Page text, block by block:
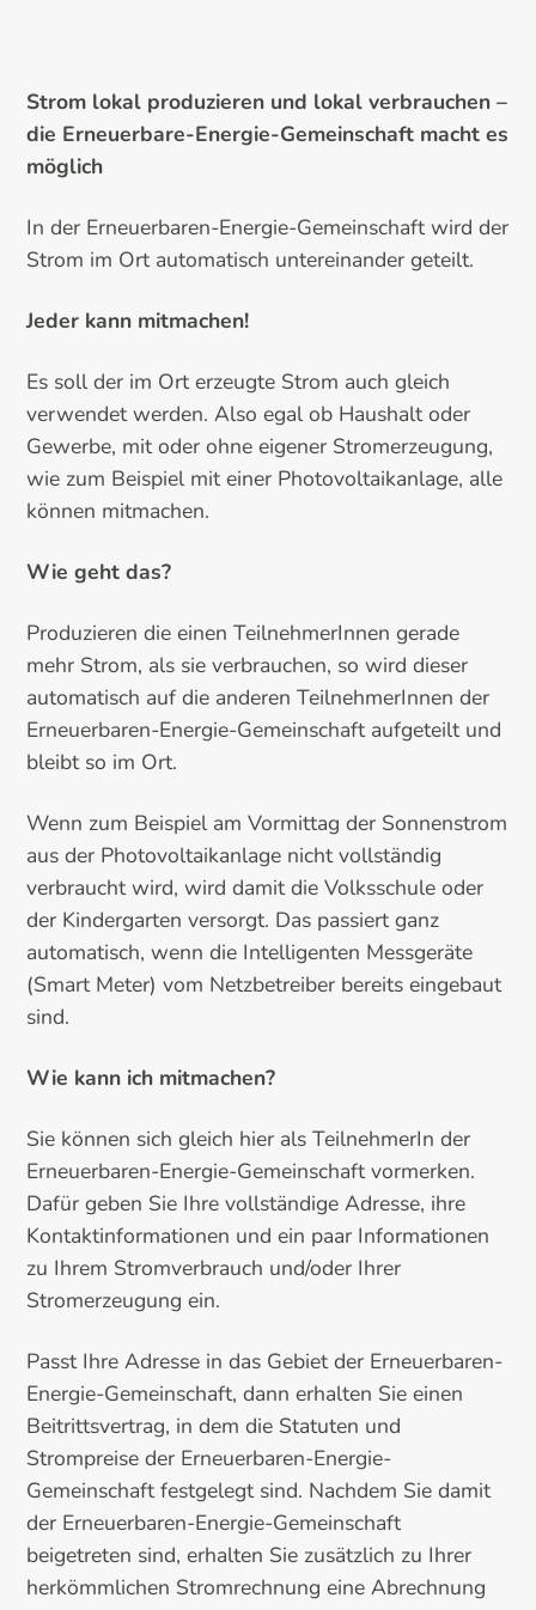
Strom lokal produzieren und lokal verbrauchen –
die Erneuerbare-Energie-Gemeinschaft macht es
möglich
In der Erneuerbaren-Energie-Gemeinschaft wird der
Strom im Ort automatisch untereinander geteilt.
Jeder kann mitmachen!
Es soll der im Ort erzeugte Strom auch gleich
verwendet werden. Also egal ob Haushalt oder
Gewerbe, mit oder ohne eigener Stromerzeugung,
wie zum Beispiel mit einer Photovoltaikanlage, alle
können mitmachen.
Wie geht das?
Produzieren die einen TeilnehmerInnen gerade
mehr Strom, als sie verbrauchen, so wird dieser
automatisch auf die anderen TeilnehmerInnen der
Erneuerbaren-Energie-Gemeinschaft aufgeteilt und
bleibt so im Ort.
Wenn zum Beispiel am Vormittag der Sonnenstrom
aus der Photovoltaikanlage nicht vollständig
verbraucht wird, wird damit die Volksschule oder
der Kindergarten versorgt. Das passiert ganz
automatisch, wenn die Intelligenten Messgeräte
(Smart Meter) vom Netzbetreiber bereits eingebaut
sind.
Wie kann ich mitmachen?
Sie können sich gleich hier als TeilnehmerIn der
Erneuerbaren-Energie-Gemeinschaft vormerken.
Dafür geben Sie Ihre vollständige Adresse, ihre
Kontaktinformationen und ein paar Informationen
zu Ihrem Stromverbrauch und/oder Ihrer
Stromerzeugung ein.
Passt Ihre Adresse in das Gebiet der Erneuerbaren-
Energie-Gemeinschaft, dann erhalten Sie einen
Beitrittsvertrag, in dem die Statuten und
Strompreise der Erneuerbaren-Energie-
Gemeinschaft festgelegt sind. Nachdem Sie damit
der Erneuerbaren-Energie-Gemeinschaft
beigetreten sind, erhalten Sie zusätzlich zu Ihrer
herkömmlichen Stromrechnung eine Abrechnung